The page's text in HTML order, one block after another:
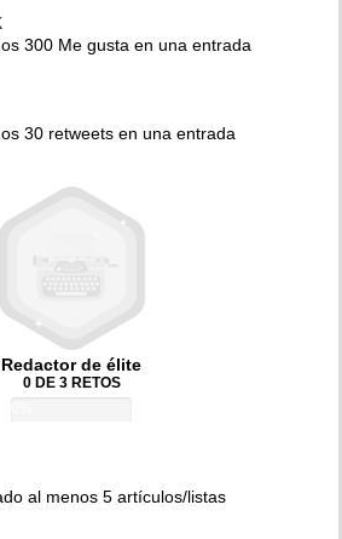
300 Me gusta en una entrada
30 retweets en una entrada
Redactor de élite
0 DE 3 RETOS
al menos 5 artículos/listas